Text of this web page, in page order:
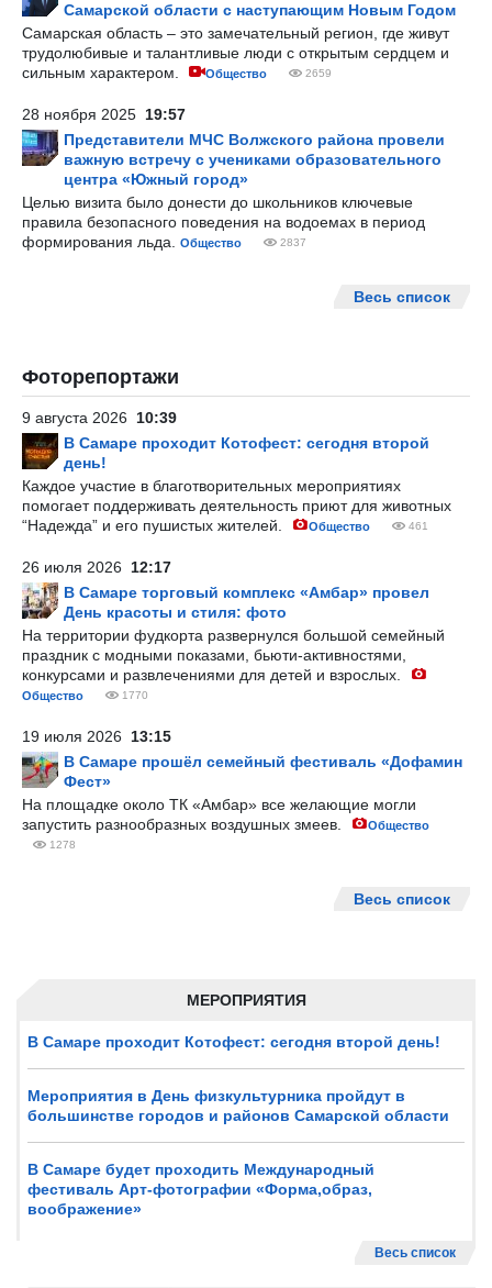
МЕРОПРИЯТИЯ
В Самаре проходит Котофест: сегодня второй день!
Мероприятия в День физкультурника пройдут в
большинстве городов и районов Самарской области
В Самаре будет проходить Международный
фестиваль Арт-фотографии «Форма,образ,
воображение»
Весь список
Самарской области с наступающим Новым Годом
Самарская область – это замечательный регион, где живут
трудолюбивые и талантливые люди с открытым сердцем и
сильным характером.
Общество 2659
28 ноября 2025 19:57
Представители МЧС Волжского района провели
важную встречу с учениками образовательного
центра «Южный город»
Целью визита было донести до школьников ключевые
правила безопасного поведения на водоемах в период
формирования льда.
Общество 2837
Весь список
Фоторепортажи
9 августа 2026 10:39
В Самаре проходит Котофест: сегодня второй
день!
Каждое участие в благотворительных мероприятиях
помогает поддерживать деятельность приют для животных
“Надежда” и его пушистых жителей.
Общество 461
26 июля 2026 12:17
В Самаре торговый комплекс «Амбар» провел
День красоты и стиля: фото
На территории фудкорта развернулся большой семейный
праздник с модными показами, бьюти-активностями,
конкурсами и развлечениями для детей и взрослых.
Общество 1770
19 июля 2026 13:15
В Самаре прошёл семейный фестиваль «Дофамин
Фест»
На площадке около ТК «Амбар» все желающие могли
запустить разнообразных воздушных змеев.
Общество
1278
Весь список